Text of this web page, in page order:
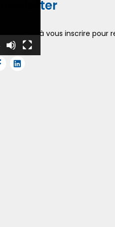
Newsletter
pas à vous inscrire pour